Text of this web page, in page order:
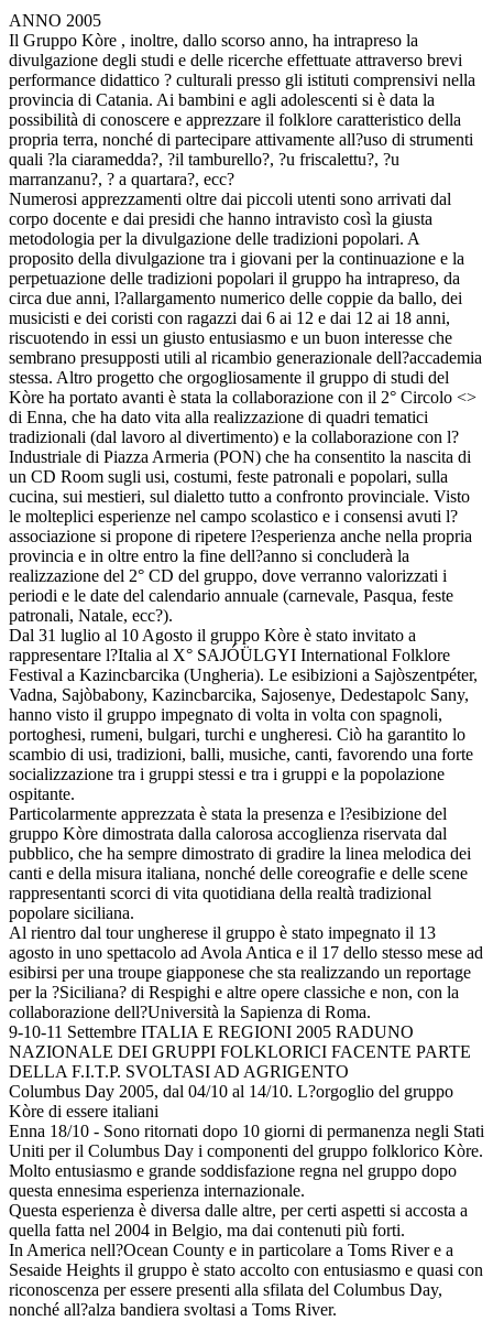
ANNO 2005
Il Gruppo Kòre , inoltre, dallo scorso anno, ha intrapreso la
divulgazione degli studi e delle ricerche effettuate attraverso brevi
performance didattico ? culturali presso gli istituti comprensivi nella
provincia di Catania. Ai bambini e agli adolescenti si è data la
possibilità di conoscere e apprezzare il folklore caratteristico della
propria terra, nonché di partecipare attivamente all?uso di strumenti
quali ?la ciaramedda?, ?il tamburello?, ?u friscalettu?, ?u
marranzanu?, ? a quartara?, ecc?
Numerosi apprezzamenti oltre dai piccoli utenti sono arrivati dal
corpo docente e dai presidi che hanno intravisto così la giusta
metodologia per la divulgazione delle tradizioni popolari. A
proposito della divulgazione tra i giovani per la continuazione e la
perpetuazione delle tradizioni popolari il gruppo ha intrapreso, da
circa due anni, l?allargamento numerico delle coppie da ballo, dei
musicisti e dei coristi con ragazzi dai 6 ai 12 e dai 12 ai 18 anni,
riscuotendo in essi un giusto entusiasmo e un buon interesse che
sembrano presupposti utili al ricambio generazionale dell?accademia
stessa. Altro progetto che orgogliosamente il gruppo di studi del
Kòre ha portato avanti è stata la collaborazione con il 2° Circolo <>
di Enna, che ha dato vita alla realizzazione di quadri tematici
tradizionali (dal lavoro al divertimento) e la collaborazione con l?
Industriale di Piazza Armeria (PON) che ha consentito la nascita di
un CD Room sugli usi, costumi, feste patronali e popolari, sulla
cucina, sui mestieri, sul dialetto tutto a confronto provinciale. Visto
le molteplici esperienze nel campo scolastico e i consensi avuti l?
associazione si propone di ripetere l?esperienza anche nella propria
provincia e in oltre entro la fine dell?anno si concluderà la
realizzazione del 2° CD del gruppo, dove verranno valorizzati i
periodi e le date del calendario annuale (carnevale, Pasqua, feste
patronali, Natale, ecc?).
Dal 31 luglio al 10 Agosto il gruppo Kòre è stato invitato a
rappresentare l?Italia al X° SAJÓÜLGYI International Folklore
Festival a Kazincbarcika (Ungheria). Le esibizioni a Sajòszentpéter,
Vadna, Sajòbabony, Kazincbarcika, Sajosenye, Dedestapolc Sany,
hanno visto il gruppo impegnato di volta in volta con spagnoli,
portoghesi, rumeni, bulgari, turchi e ungheresi. Ciò ha garantito lo
scambio di usi, tradizioni, balli, musiche, canti, favorendo una forte
socializzazione tra i gruppi stessi e tra i gruppi e la popolazione
ospitante.
Particolarmente apprezzata è stata la presenza e l?esibizione del
gruppo Kòre dimostrata dalla calorosa accoglienza riservata dal
pubblico, che ha sempre dimostrato di gradire la linea melodica dei
canti e della misura italiana, nonché delle coreografie e delle scene
rappresentanti scorci di vita quotidiana della realtà tradizional
popolare siciliana.
Al rientro dal tour ungherese il gruppo è stato impegnato il 13
agosto in uno spettacolo ad Avola Antica e il 17 dello stesso mese ad
esibirsi per una troupe giapponese che sta realizzando un reportage
per la ?Siciliana? di Respighi e altre opere classiche e non, con la
collaborazione dell?Università la Sapienza di Roma.
9-10-11 Settembre ITALIA E REGIONI 2005 RADUNO
NAZIONALE DEI GRUPPI FOLKLORICI FACENTE PARTE
DELLA F.I.T.P. SVOLTASI AD AGRIGENTO
Columbus Day 2005, dal 04/10 al 14/10. L?orgoglio del gruppo
Kòre di essere italiani
Enna 18/10 - Sono ritornati dopo 10 giorni di permanenza negli Stati
Uniti per il Columbus Day i componenti del gruppo folklorico Kòre.
Molto entusiasmo e grande soddisfazione regna nel gruppo dopo
questa ennesima esperienza internazionale.
Questa esperienza è diversa dalle altre, per certi aspetti si accosta a
quella fatta nel 2004 in Belgio, ma dai contenuti più forti.
In America nell?Ocean County e in particolare a Toms River e a
Sesaide Heights il gruppo è stato accolto con entusiasmo e quasi con
riconoscenza per essere presenti alla sfilata del Columbus Day,
nonché all?alza bandiera svoltasi a Toms River.